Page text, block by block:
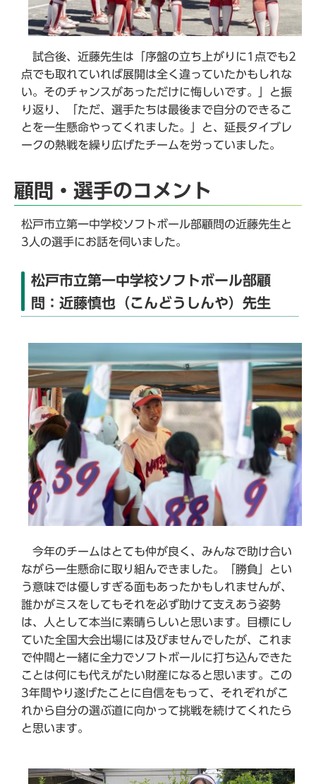
試合後、近藤先生は「序盤の立ち上がりに1点でも2
点でも取れていれば展開は全く違っていたかもしれな
い。そのチャンスがあっただけに悔しいです。」と振
り返り、「ただ、選手たちは最後まで自分のできるこ
とを一生懸命やってくれました。」と、延長タイブレ
ークの熱戦を繰り広げたチームを労っていました。
顧問・選手のコメント
松戸市立第一中学校ソフトボール部顧問の近藤先生と
3人の選手にお話を伺いました。
松戸市立第一中学校ソフトボール部顧
問：近藤慎也（こんどうしんや）先生
今年のチームはとても仲が良く、みんなで助け合い
ながら一生懸命に取り組んできました。「勝負」とい
う意味では優しすぎる面もあったかもしれませんが、
誰かがミスをしてもそれを必ず助けて支えあう姿勢
は、人として本当に素晴らしいと思います。目標にし
ていた全国大会出場には及びませんでしたが、これま
で仲間と一緒に全力でソフトボールに打ち込んできた
ことは何にも代えがたい財産になると思います。この
3年間やり遂げたことに自信をもって、それぞれがこ
れから自分の選ぶ道に向かって挑戦を続けてくれたら
と思います。